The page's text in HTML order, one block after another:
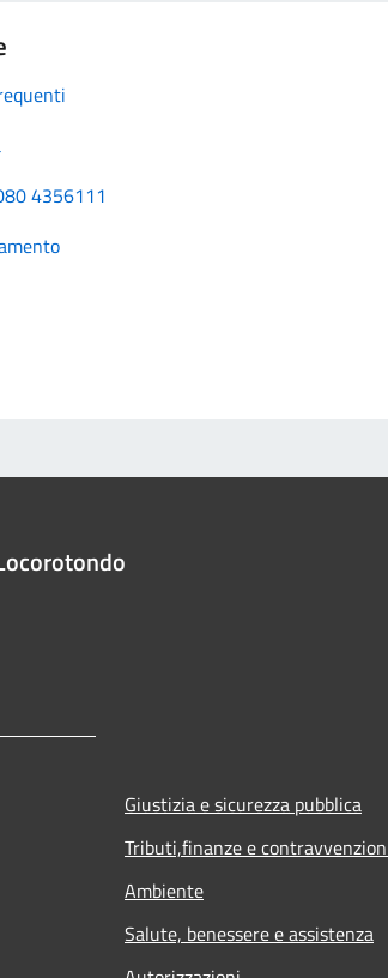
4356111
Giustizia e sicurezza pubblica
Tributi,finanze e
Ambiente
Salute, benessere e assistenza